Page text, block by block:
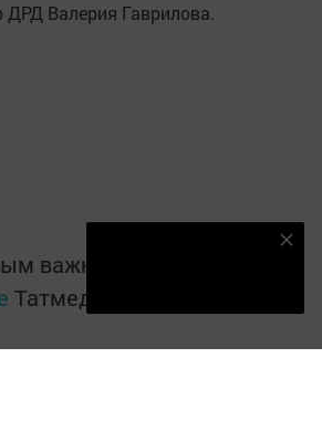
ДРД Валерия Гаврилова.
важным и интересным в
Татмедиа